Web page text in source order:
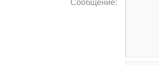
Сообщение: